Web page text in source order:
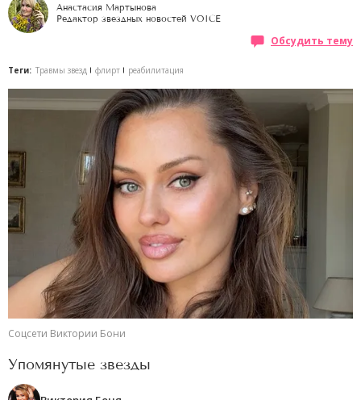
Анастасия Мартынова
Редактор звездных новостей VOICE
Обсудить тему
Теги: Травмы звезд флирт реабилитация
Соцсети Виктории Бони
Упомянутые звезды